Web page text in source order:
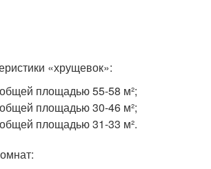
«хрущевок»:
площадью 55-58 м²;
площадью 30-46 м²;
площадью 31-33 м².